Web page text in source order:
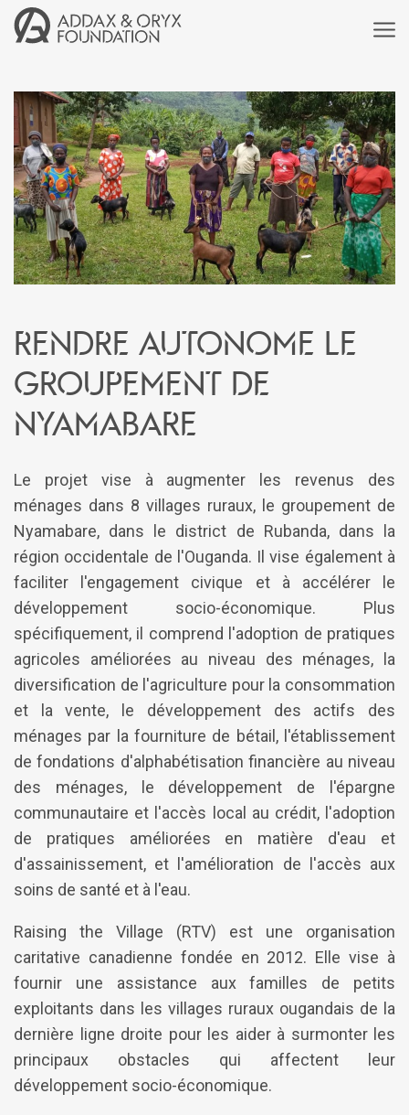
Rendre autonome le
groupement de
Nyamabare
Le projet vise à augmenter les revenus des
ménages dans 8 villages ruraux, le groupement de
Nyamabare, dans le district de Rubanda, dans la
région occidentale de l'Ouganda. Il vise également à
faciliter l'engagement civique et à accélérer le
développement socio-économique. Plus
spécifiquement, il comprend l'adoption de pratiques
agricoles améliorées au niveau des ménages, la
diversification de l'agriculture pour la consommation
et la vente, le développement des actifs des
ménages par la fourniture de bétail, l'établissement
de fondations d'alphabétisation financière au niveau
des ménages, le développement de l'épargne
communautaire et l'accès local au crédit, l'adoption
de pratiques améliorées en matière d'eau et
d'assainissement, et l'amélioration de l'accès aux
soins de santé et à l'eau.
Raising the Village (RTV) est une organisation
caritative canadienne fondée en 2012. Elle vise à
fournir une assistance aux familles de petits
exploitants dans les villages ruraux ougandais de la
dernière ligne droite pour les aider à surmonter les
principaux obstacles qui affectent leur
développement socio-économique.